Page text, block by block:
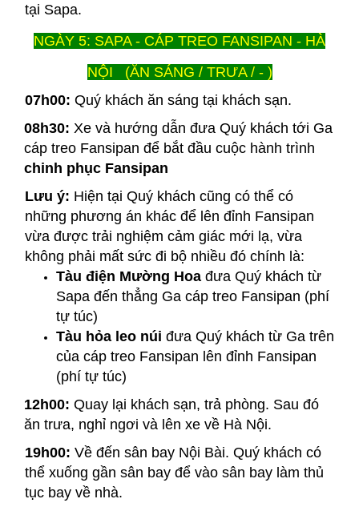
tại Sapa.
NGÀY 5: SAPA - CÁP TREO FANSIPAN - HÀ
NỘI (ĂN SÁNG / TRƯA / - )
07h00: Quý khách ăn sáng tại khách sạn.
08h30: Xe và hướng dẫn đưa Quý khách tới Ga
cáp treo Fansipan để bắt đầu cuộc hành trình
chinh phục Fansipan
Lưu ý: Hiện tại Quý khách cũng có thể có
những phương án khác để lên đỉnh Fansipan
vừa được trải nghiệm cảm giác mới lạ, vừa
không phải mất sức đi bộ nhiều đó chính là:
Tàu điện Mường Hoa đưa Quý khách từ
Sapa đến thẳng Ga cáp treo Fansipan (phí
tự túc)
Tàu hỏa leo núi đưa Quý khách từ Ga trên
của cáp treo Fansipan lên đỉnh Fansipan
(phí tự túc)
12h00: Quay lại khách sạn, trả phòng. Sau đó
ăn trưa, nghỉ ngơi và lên xe về Hà Nội.
19h00: Về đến sân bay Nội Bài. Quý khách có
thể xuống gần sân bay để vào sân bay làm thủ
tục bay về nhà.